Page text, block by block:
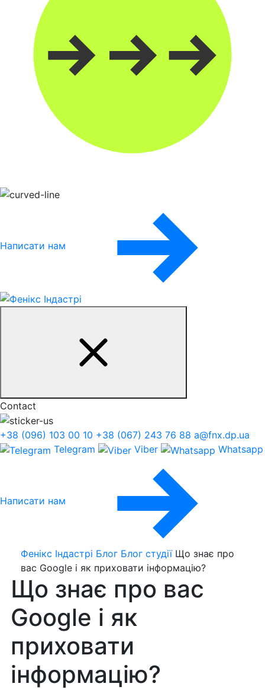
Написати нам
Contact
+38 (096) 103 00 10 +38 (067) 243 76 88 a@fnx.dp.ua
Telegram
Viber Whatsapp
Написати нам
Фенікс Індастрі Блог Блог студії Що знає про
вас Google і як приховати інформацію?
Що знає про вас
Google і як
приховати
інформацію?